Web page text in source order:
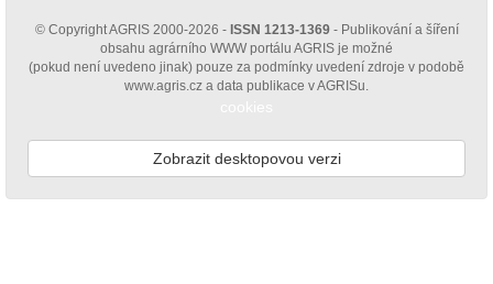
© Copyright AGRIS 2000-2026 - ISSN 1213-1369- Publikování a šíření
obsahu agrárního WWW portálu AGRIS je možné
(pokud není uvedeno jinak) pouze za podmínky uvedení zdroje v podobě
www.agris.cz a data publikace v AGRISu.
Zobrazit desktopovou verzi